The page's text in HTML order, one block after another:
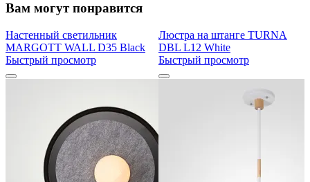
Вам могут понравится
Настенный светильник
MARGOTT WALL D35 Black
Быстрый просмотр
Люстра на штанге TURNA
DBL L12 White
Быстрый просмотр